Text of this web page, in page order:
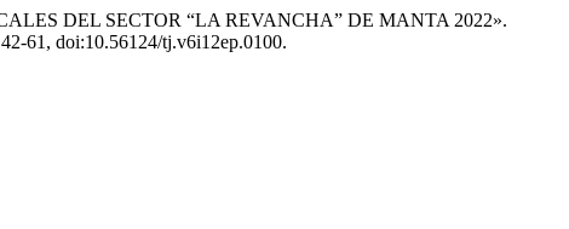
DEL SECTOR “LA REVANCHA” DE MANTA 2022».
61, doi:10.56124/tj.v6i12ep.0100.